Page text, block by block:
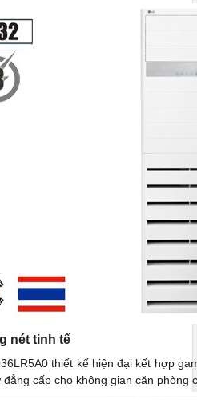
nét tinh tế
thiết kế hiện đại kết hợp
cấp cho không gian căn phòng